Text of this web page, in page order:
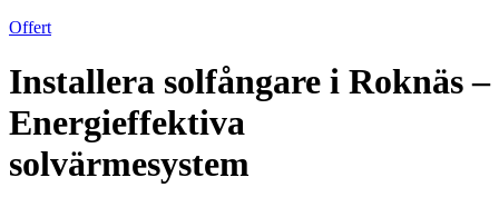
Offert
Installera solfångare i Roknäs –
Energieffektiva
solvärmesystem